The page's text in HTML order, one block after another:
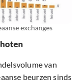
exchanges
van
beurzen sinds